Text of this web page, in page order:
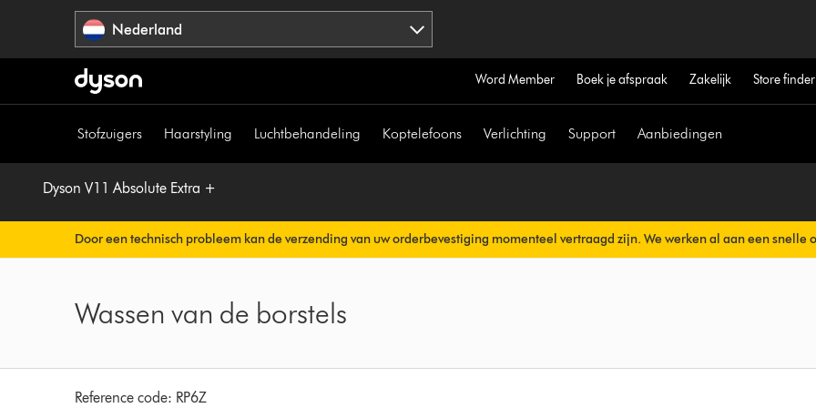
Nederland
Word Member Boek je afspraak Zakelijk Store finder
Stofzuigers Haarstyling Luchtbehandeling Koptelefoons Verlichting Support Aanbiedingen
Dyson V11 Absolute Extra +
Door een technisch probleem kan de verzending van uw orderbevestiging momenteel vertraagd zijn. We werken al aan een snelle
Uw orderbevestiging wordt binnenkort automatisch naar u verzonden.
Wassen van de borstels
Reference code: RP6Z